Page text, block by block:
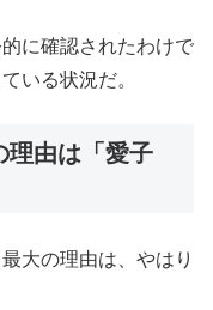
に確認されたわけで
いる状況だ。
理由は「愛子
大の理由は、やはり